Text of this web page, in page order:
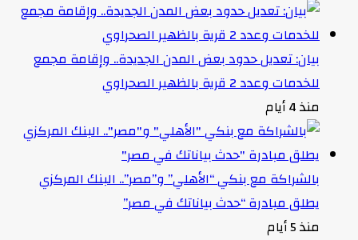
بيان: تعديل حدود بعض المدن الجديدة.. وإقامة مجمع
للخدمات وعدد 2 قرية بالظهير الصحراوي
منذ 4 أيام
بالشراكة مع بنكي “الأهلي” و”مصر”.. البنك المركزي
يطلق مبادرة “حدث بياناتك في مصر”
منذ 5 أيام